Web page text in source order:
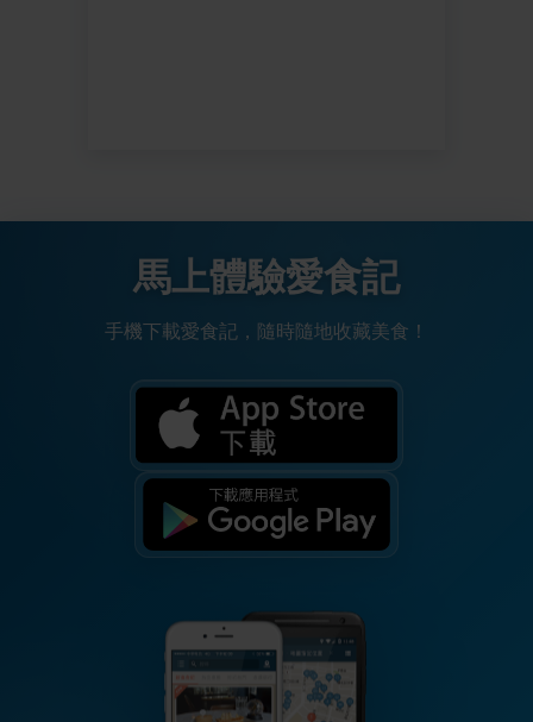
馬上體驗愛食記
手機下載愛食記，隨時隨地收藏美食！